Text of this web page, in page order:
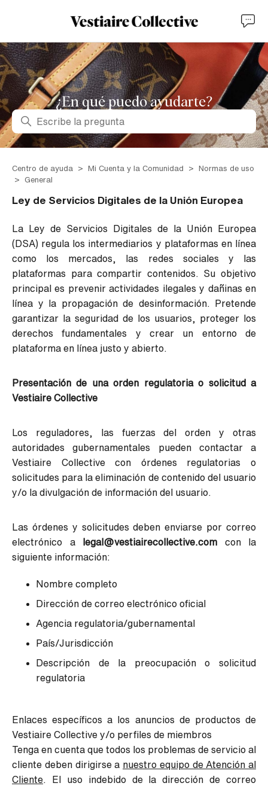
¿En qué puedo ayudarte?
Búsqueda
Centro de ayuda Mi Cuenta y la Comunidad
Normas de uso
General
Ley de Servicios Digitales de la Unión Europea
La Ley de Servicios Digitales de la Unión Europea
(DSA) regula los intermediarios y plataformas en línea
como los mercados, las redes sociales y las
plataformas para compartir contenidos. Su objetivo
principal es prevenir actividades ilegales y dañinas en
línea y la propagación de desinformación. Pretende
garantizar la seguridad de los usuarios, proteger los
derechos fundamentales y crear un entorno de
plataforma en línea justo y abierto.
Presentación de una orden regulatoria o solicitud a
Vestiaire Collective
Los reguladores, las fuerzas del orden y otras
autoridades gubernamentales pueden contactar a
Vestiaire Collective con órdenes regulatorias o
solicitudes para la eliminación de contenido del usuario
y/o la divulgación de información del usuario.
Las órdenes y solicitudes deben enviarse por correo
electrónico a
legal@vestiairecollective.com con la
siguiente información:
Nombre completo
Dirección de correo electrónico oficial
Agencia regulatoria/gubernamental
País/Jurisdicción
Descripción de la preocupación o solicitud
regulatoria
Enlaces específicos a los anuncios de productos de
Vestiaire Collective y/o perfiles de miembros
Tenga en cuenta que todos los problemas de servicio al
cliente deben dirigirse a nuestro equipo de Atención al
Cliente . El uso indebido de la dirección de correo